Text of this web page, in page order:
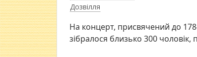
Дозвілля
На концерт, присвячений до
зібралося близько 300